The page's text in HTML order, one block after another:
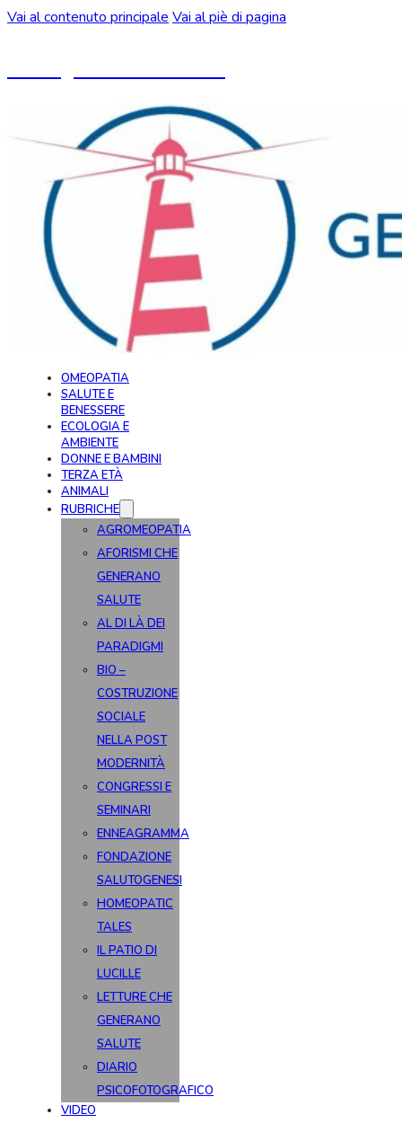
Vai al contenuto principale Vai al piè di pagina
OMEOPATIA
SALUTE E
BENESSERE
ECOLOGIA E
AMBIENTE
DONNE E BAMBINI
TERZA ETÀ
ANIMALI
RUBRICHE
AGROMEOPATIA
AFORISMI CHE
GENERANO
SALUTE
AL DI LÀ DEI
PARADIGMI
BIO –
COSTRUZIONE
SOCIALE
NELLA POST
MODERNITÀ
CONGRESSI E
SEMINARI
ENNEAGRAMMA
FONDAZIONE
SALUTOGENESI
HOMEOPATIC
TALES
IL PATIO DI
LUCILLE
LETTURE CHE
GENERANO
SALUTE
DIARIO
PSICOFOTOGRAFICO
VIDEO